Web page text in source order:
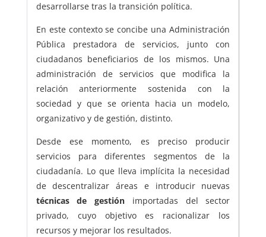
desarrollarse tras la transición política.
En este contexto se concibe una Administración
Pública prestadora de servicios, junto con
ciudadanos beneficiarios de los mismos. Una
administración de servicios que modifica la
relación anteriormente sostenida con la
sociedad y que se orienta hacia un modelo,
organizativo y de gestión, distinto.
Desde ese momento, es preciso producir
servicios para diferentes segmentos de la
ciudadanía. Lo que lleva implícita la necesidad
de descentralizar áreas e introducir nuevas
técnicas de gestión importadas del sector
privado, cuyo objetivo es racionalizar los
recursos y mejorar los resultados.